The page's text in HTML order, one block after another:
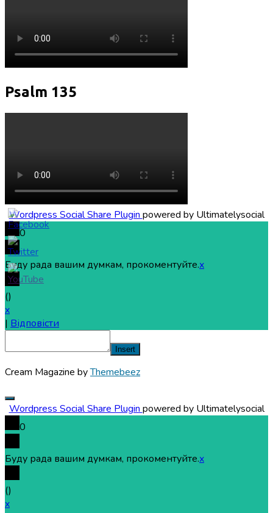
Psalm 135
Wordpress Social Share Plugin powered by Ultimatelysocial
0
Буду рада вашим думкам, прокоментуйте.x
()
x
| Відповісти
Insert
Cream Magazine byThemebeez
Wordpress Social Share Plugin powered by Ultimatelysocial
0
Буду рада вашим думкам, прокоментуйте.x
()
x